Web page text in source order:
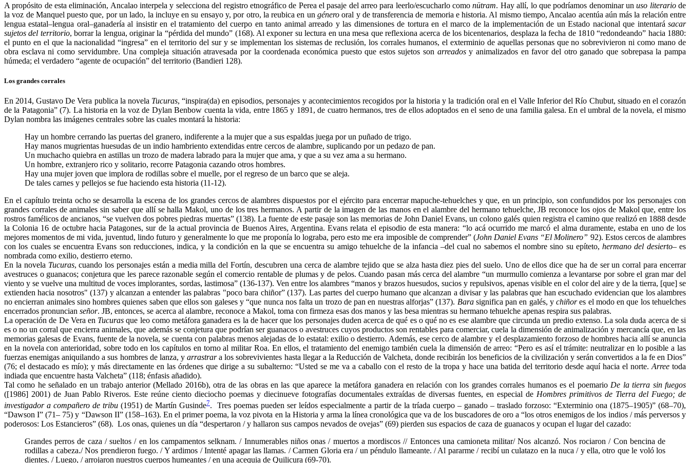
A propósito de esta eliminación, Ancalao interpela y selecciona del registro etnográfico de Perea el pasaje del arreo para leerlo/escucharlo comonütram. Hay allí, lo que podríamos denominar unuso literariode
la voz de Manquel puesto que, por un lado, la incluye en su ensayo y, por otro, la reubica en un génerooral y de transferencia de memoria e historia. Al mismo tiempo, Ancalao acentúa aún más la relación entre
lengua estatal–lengua oral–ganadería al insistir en el tratamiento del cuerpo en tanto animal arreado y las dimensiones de tortura en el marco de la implementación de un Estado nacional que intentará sacar
sujetos del territorio, borrar la lengua, originar la “pérdida del mundo” (168). Al exponer su lectura en una mesa que reflexiona acerca de los bicentenarios, desplaza la fecha de 1810 “redondeando” hacia 1880:
el punto en el que la nacionalidad “ingresa” en el territorio del sur y se implementan los sistemas de reclusión, los corrales humanos, el exterminio de aquellas personas que no sobrevivieron ni como mano de
obra esclava ni como servidumbre. Una compleja situación atravesada por la coordenada económica puesto que estos sujetos son arreadosy animalizados en favor del otro ganado que sobrepasa la pampa
húmeda; el verdadero “agente de ocupación” del territorio (Bandieri 128).
Los grandes corrales
En 2014, Gustavo De Vera publica la novela Tucuras, “inspira(da) en episodios, personajes y acontecimientos recogidos por la historia y la tradición oral en el Valle Inferior del Río Chubut, situado en el corazón
de la Patagonia” (7). La historia en la voz de Dylan Benbow cuenta la vida, entre 1865 y 1891, de cuatro hermanos, tres de ellos adoptados en el seno de una familia galesa. En el umbral de la novela, el mismo
Dylan nombra las imágenes centrales sobre las cuales montará la historia:
Hay un hombre cerrando las puertas del granero, indiferente a la mujer que a sus espaldas juega por un puñado de trigo.
Hay manos mugrientas huesudas de un indio hambriento extendidas entre cercos de alambre, suplicando por un pedazo de pan.
Un muchacho quiebra en astillas un trozo de madera labrado para la mujer que ama, y que a su vez ama a su hermano.
Un hombre, extranjero rico y solitario, recorre Patagonia cazando otros hombres.
Hay una mujer joven que implora de rodillas sobre el muelle, por el regreso de un barco que se aleja.
De tales carnes y pellejos se fue haciendo esta historia (11-12).
En el capítulo treinta ocho se desarrolla la escena de los grandes cercos de alambres dispuestos por el ejército para encerrar mapuche-tehuelches y que, en un principio, son confundidos por los personajes con
grandes corrales de animales sin saber que allí se halla Makol, uno de los tres hermanos. A partir de la imagen de las manos en el alambre del hermano tehuelche, JB reconoce los ojos de Makol que, entre los
rostros famélicos de ancianos, “se vuelven dos pobres piedras muertas” (138). La fuente de este pasaje son las memorias de John Daniel Evans, un colono galés quien registra el camino que realizó en 1888 desde
la Colonia 16 de octubre hacia Patagones, sur de la actual provincia de Buenos Aires, Argentina. Evans relata el episodio de esta manera: “lo acá ocurrido me marcó el alma duramente, estaba en uno de los
mejores momentos de mi vida, juventud, lindo futuro y generalmente lo que me proponía lo lograba, pero esto me era imposible de comprender” (John Daniel Evans “El Molinero” 92). Estos cercos de alambres
con los cuales se encuentra Evans son reducciones, indica, y la condición en la que se encuentra su amigo tehuelche de la infancia –del cual no sabemos el nombre sino su epíteto,hermano del desierto– es
nombrada como exilio, destierro eterno.
En la novela Tucuras, cuando los personajes están a media milla del Fortín, descubren una cerca de alambre tejido que se alza hasta diez pies del suelo. Uno de ellos dice que ha de ser un corral para encerrar
avestruces o guanacos; conjetura que les parece razonable según el comercio rentable de plumas y de pelos. Cuando pasan más cerca del alambre “un murmullo comienza a levantarse por sobre el gran mar del
viento y se vuelve una multitud de voces implorantes, sordas, lastimosa” (136-137). Ven entre los alambres “manos y brazos huesudos, sucios y repulsivos, apenas visible en el color del aire y de la tierra, [que] se
extienden hacia nosotros" (137) y alcanzan a entender las palabras "poco bara chiñor” (137). Las partes del cuerpo humano que alcanzan a divisar y las palabras que han escuchado evidencian que los alambres
no encierran animales sino hombres quienes saben que ellos son galeses y “que nunca nos falta un trozo de pan en nuestras alforjas” (137). Barasignifica pan en galés, ychiñores el modo en que los tehuelches
encerrados pronuncian señor. JB, entonces, se acerca al alambre, reconoce a Makol, toma con firmeza esas dos manos y las besa mientras su hermano tehuelche apenas respira sus palabras.
La operación de De Vera en Tucurasque leo como metáfora ganadera es la de hacer que los personajes duden acerca de qué es o qué no es ese alambre que circunda un predio extenso. La sola duda acerca de si
es o no un corral que encierra animales, que además se conjetura que podrían ser guanacos o avestruces cuyos productos son rentables para comerciar, cuela la dimensión de animalización y mercancía que, en las
memorias galesas de Evans, fuente de la novela, se cuenta con palabras menos alejadas de lo estatal: exilio o destierro. Además, ese cerco de alambre y el desplazamiento forzoso de hombres hacia allí se anuncia
en la novela con anterioridad, sobre todo en los capítulos en torno al militar Roa. En ellos, el tratamiento del enemigo también cuela la dimensión de arreo: “Pero es así el trámite: neutralizar en lo posible a las
fuerzas enemigas aniquilando a sus hombres de lanza, yarrastrara los sobrevivientes hasta llegar a la Reducción de Valcheta, donde recibirán los beneficios de la civilización y serán convertidos a la fe en Dios”
(76; el destacado es mío); y más directamente en las órdenes que dirige a su subalterno: “Usted se me va a caballo con el resto de la tropa y hace una batida del territorio desde aquí hacia el norte. Arree toda
indiada que encuentre hasta Valcheta” (118; énfasis añadido).
Tal como he señalado en un trabajo anterior (Mellado 2016b), otra de las obras en las que aparece la metáfora ganadera en relación con los grandes corrales humanos es el poemario De la tierra sin fuegos
([1986] 2001) de Juan Pablo Riveros. Este reúne ciento dieciocho poemas y diecinueve fotografías documentales extraídas de diversas fuentes, en especial de Hombres primitivos de Tierra del Fuego; de
investigador a compañero de tribu (1951) de Martín Gusinde7. Tres poemas pueden ser leídos especialmente a partir de la tríada cuerpo – ganado – traslado forzoso: “Exterminio ona (1875–1905)” (68–70),
“Dawson I” (71– 75) y “Dawson II” (158–163). En el primer poema, la voz pivota en la Historia y arma la línea cronológica que va de los buscadores de oro a “los otros enemigos de los indios / más perversos y
poderosos: Los Estancieros” (68). Los onas, quienes un día “despertaron / y hallaron sus campos nevados de ovejas” (69) pierden sus espacios de caza de guanacos y ocupan el lugar del cazado:
Grandes perros de caza / sueltos / en los campamentos selknam. / Innumerables niños onas / muertos a mordiscos // Entonces una camioneta militar/ Nos alcanzó. Nos rociaron / Con bencina de
rodillas a cabeza./ Nos prendieron fuego. / Y ardimos / Intenté apagar las llamas. / Carmen Gloria era / un péndulo llameante. / Al pararme / recibí un culatazo en la nuca / y ella, otro que le voló los
dientes. / Luego, / arrojaron nuestros cuerpos humeantes / en una acequia de Quilicura (69-70).